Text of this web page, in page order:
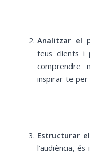
Analitzar el
teus clients i
comprendre
inspirar-te per
Estructurar
l’audiència,